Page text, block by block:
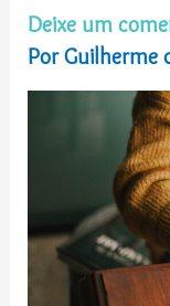
Deixe um
PorGuilherme